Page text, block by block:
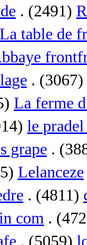
. (2491)
La table de
. (3067)
La ferme
le
grape .
Lelanceze
. (4811)
com .
. (5059)